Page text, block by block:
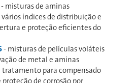
- misturas de aminas
índices de distribuição e
e proteção eficientes do
- misturas de películas voláteis
de metal e aminas
para compensado
de corrosão por